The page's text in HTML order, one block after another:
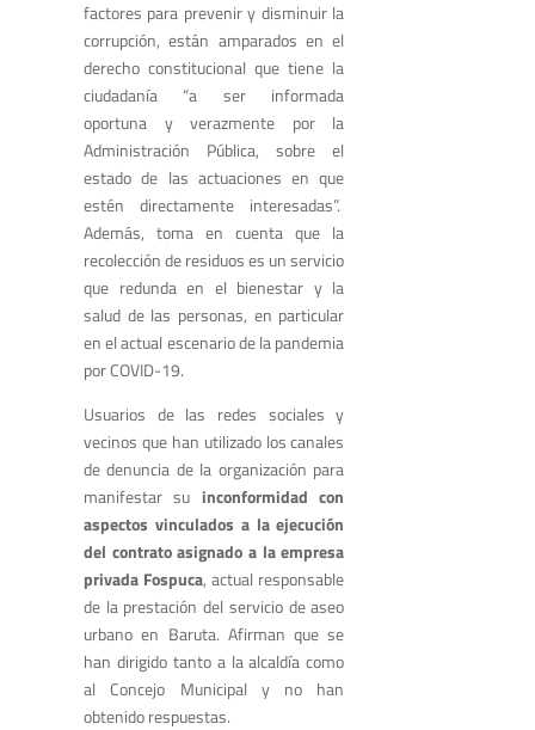
factores para prevenir y disminuir la
corrupción, están amparados en el
derecho constitucional que tiene la
ciudadanía “a ser informada
oportuna y verazmente por la
Administración Pública, sobre el
estado de las actuaciones en que
estén directamente interesadas”.
Además, toma en cuenta que la
recolección de residuos es un servicio
que redunda en el bienestar y la
salud de las personas, en particular
en el actual escenario de la pandemia
por COVID-19.
Usuarios de las redes sociales y
vecinos que han utilizado los canales
de denuncia de la organización para
manifestar su inconformidad con
aspectos vinculados a la ejecución
del contrato asignado a la empresa
privada Fospuca, actual responsable
de la prestación del servicio de aseo
urbano en Baruta. Afirman que se
han dirigido tanto a la alcaldía como
al Concejo Municipal y no han
obtenido respuestas.